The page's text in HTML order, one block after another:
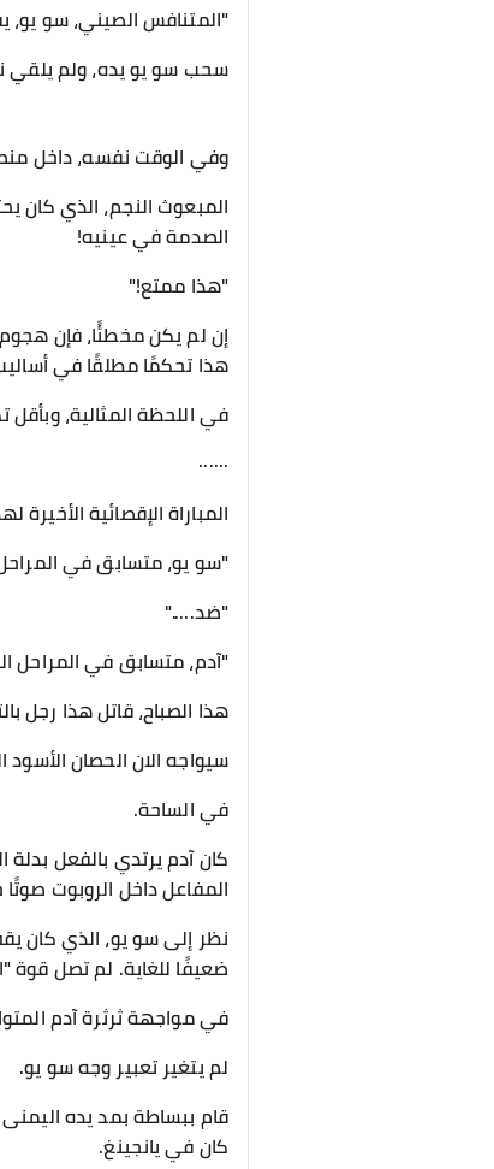
"المتنافس الصيني، سو
سحب سو يو يده، ولم يلقي
وفي الوقت نفسه، داخل
المبعوث النجم، الذي كان
الصدمة في عينيه!
"هذا ممتع!"
إن لم يكن مخطئًا، فإن
هذا تحكمًا مطلقًا في
في اللحظة المثالية،
······
المباراة الإقصائية الأخيرة
"سو يو، متسابق في
"ضد....."
"آدم، متسابق في المراحل
هذا الصباح، قاتل هذا رجل
سيواجه الان الحصان
في الساحة.
كان آدم يرتدي بالفعل بدلة
المفاعل داخل الروبوت صوتًا
نظر إلى سو يو، الذي كان
ضعيفًا للغاية. لم تصل
في مواجهة ثرثرة آدم
لم يتغير تعبير وجه سو يو.
قام ببساطة بمد يده
كان في يانجينغ.